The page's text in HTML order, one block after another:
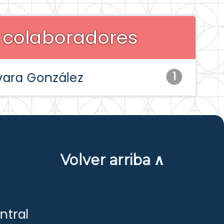
1
González
Volver arriba ∧